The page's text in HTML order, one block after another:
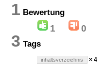
1 Bewertung
1 0
3 Tags
inhaltsverzeichnis × 4